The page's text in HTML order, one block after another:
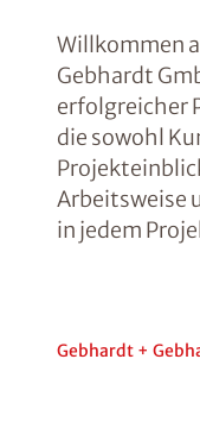
Willkommen
Gebhardt
erfolgreicher
die sowohl
Arbeitsweise
in jedem
Gebhardt +